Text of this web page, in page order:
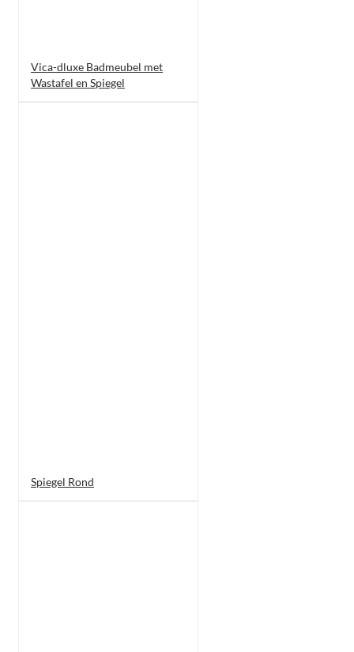
Vica-dluxe Badmeubel met
Wastafel en Spiegel
Spiegel Rond